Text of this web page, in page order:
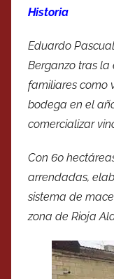
Historia
Eduardo
Berganzo tras la
familiares como
bodega en el
comercializar
Con 60
arrendadas,
sistema de
zona de Rioja